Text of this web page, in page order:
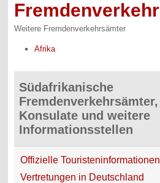
Weitere Fremdenverkehrsämter
Afrika
Südafrikanische
Konsulate und weitere
Informationsstellen
Offizielle Touristeninformationen
Vertretungen in Deutschland